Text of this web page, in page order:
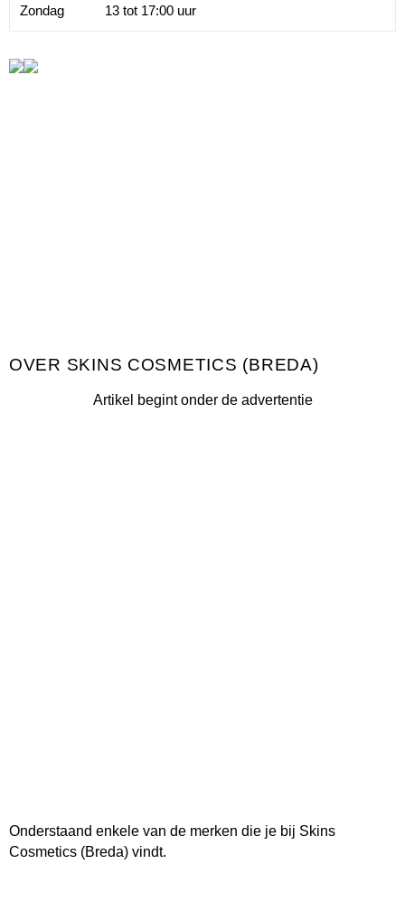
Zondag
13 tot 17:00 uur
SKINS COSMETICS (BREDA)
Artikel begint onder de advertentie
Onderstaand enkele van de merken die je bij Skins
Cosmetics (Breda) vindt.